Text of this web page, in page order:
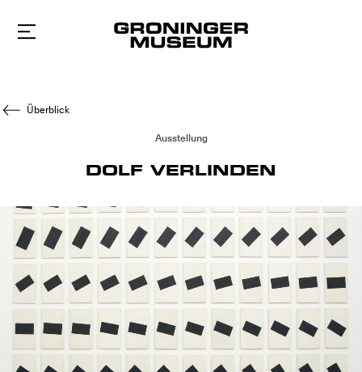
Zum
Hauptinhalt
Überblick
Ausstellung
DOLF VERLINDEN